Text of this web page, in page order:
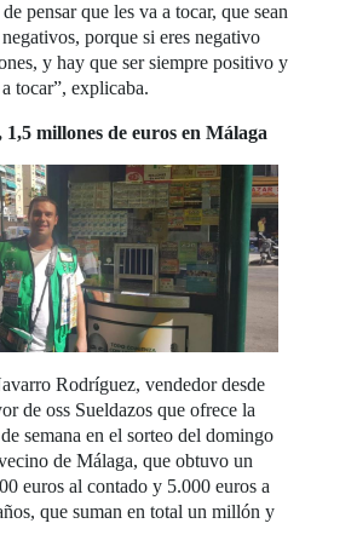
pensar que les va a tocar, que sean
porque si eres negativo
y hay que ser siempre positivo y
tocar”, explicaba.
millones de euros en Málaga
Rodríguez, vendedor desde
de oss Sueldazos que ofrece la
semana en el sorteo del domingo
de Málaga, que obtuvo un
euros al contado y 5.000 euros a
que suman en total un millón y